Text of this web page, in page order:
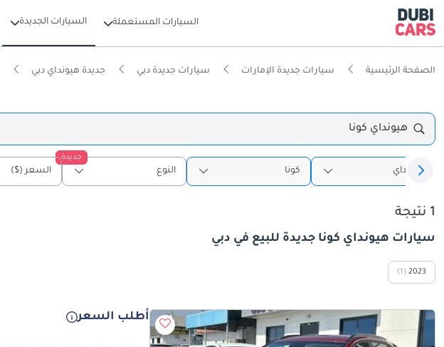
السيارات المستعملة السيارات الجديدة
الصفحة الرئيسية سيارات جديدة الإمارات سيارات جديدة دبي جديدة هيونداي دبي
هيونداي كونا
هيونداي كونا
جديدة
النوع السعر ($)
1 نتيجة
سيارات هيونداي كونا جديدة للبيع في دبي
2023
(1)
أطلب السعر